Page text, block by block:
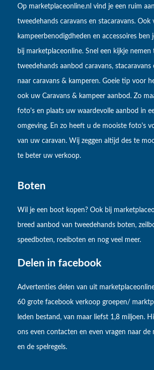
Op marketplaceonline.nl vind je een ruim
tweedehands caravans en stacaravans. Ook
kampeerbenodigdheden en accessoires ben
bij marketplaceonline. Snel een kijkje nemen
tweedehands aanbod caravans, stacaravans
naar caravans & kamperen. Goeie tip voor
ook uw Caravans & kampeer aanbod. Zo
foto's en plaats uw waardevolle aanbod in
omgeving. En zo heeft u de mooiste foto's
van uw caravan. Wij zeggen altijd des te
te beter uw verkoop.
Boten
Wil je een boot kopen? Ook bij
breed aanbod van tweedehands boten,
speedboten, roeiboten en nog veel meer.
Delen in facebook
Advertenties delen van uit
60 grote facebook verkoop groepen/
leden bestand, van maar liefst 1,8 miljoen.
ons even contacten en even vragen naar de
en de spelregels.